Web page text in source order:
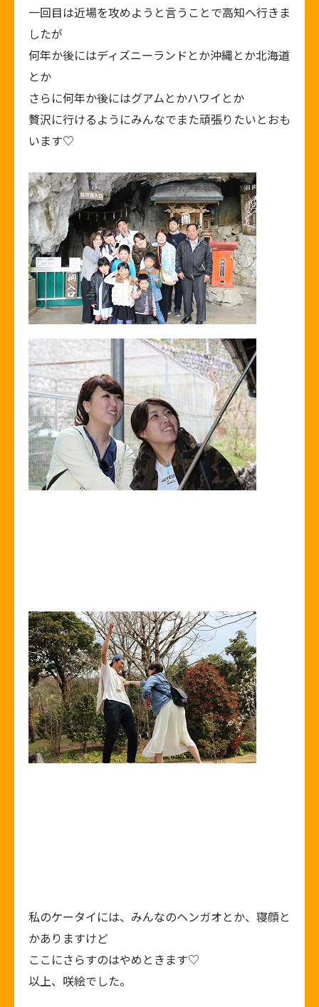
一回目は近場を攻めようと言うことで高知へ行きま
したが
何年か後にはディズニーランドとか沖縄とか北海道
とか
さらに何年か後にはグアムとかハワイとか
贅沢に行けるようにみんなでまた頑張りたいとおも
います♡
私のケータイには、みんなのヘンガオとか、寝顔と
かありますけど
ここにさらすのはやめときます♡
以上、咲絵でした。